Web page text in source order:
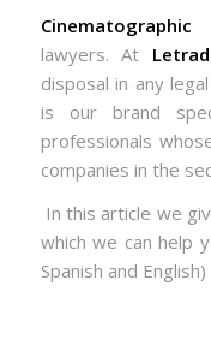
lawyers. At
disposal in any
is our brand
professionals
companies in the
In this article we
which we can help
Spanish and